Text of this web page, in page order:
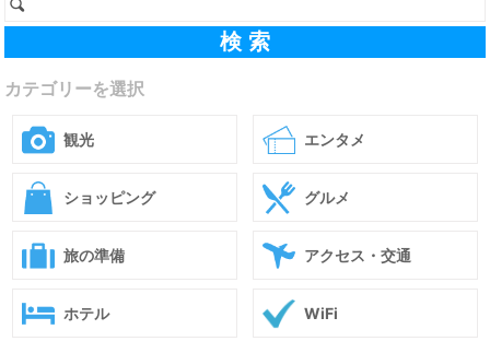
カテゴリーを選択
観光 エンタメ
ショッピング グルメ
旅の準備 アクセス・交通
ホテル WiFi